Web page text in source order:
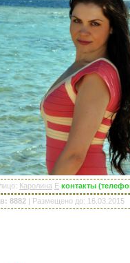
: Каролина E контакты
8882 | Размещено до: 16.03.2015